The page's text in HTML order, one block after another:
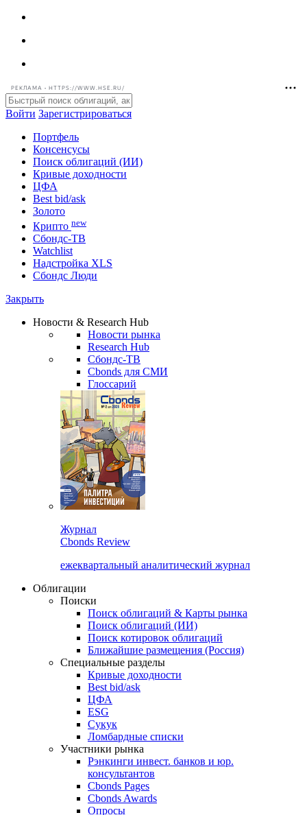
РЕКЛАМА • HTTPS://WWW.HSE.RU/
Войти Зарегистрироваться
Портфель
Консенсусы
Поиск облигаций (ИИ)
Кривые доходности
ЦФА
Best bid/ask
Золото
Крипто new
Watchlist
Сбондс Люди
Новости & Research Hub
Новости рынка
Research Hub
Сбондс-ТВ
Cbonds для СМИ
Глоссарий
Cbonds Review
ежеквартальный аналитический журнал
Облигации
Поиски
Поиск облигаций & Карты рынка
Поиск облигаций (ИИ)
Поиск котировок облигаций
Ближайшие размещения (Россия)
Специальные разделы
Кривые доходности
Best bid/ask
ЦФА
ESG
Сукук
Ломбардные списки
Участники рынка
Рэнкинги инвест. банков и юр.